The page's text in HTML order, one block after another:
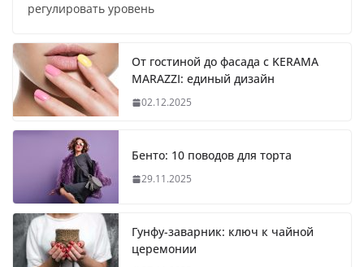
регулировать уровень
От гостиной до фасада с KERAMA
MARAZZI: единый дизайн
02.12.2025
Бенто: 10 поводов для торта
29.11.2025
Гунфу-заварник: ключ к чайной
церемонии